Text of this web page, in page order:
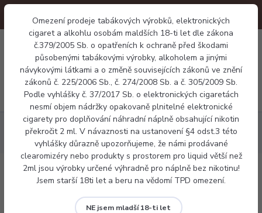
Omezení prodeje tabákových výrobků, elektronických
cigaret a alkohlu osobám maldších 18-ti let dle zákona
č.379/2005 Sb. o opatřeních k ochraně před škodami
působenými tabákovými výrobky, alkoholem a jinými
návykovými látkami a o změně souvisejících zákonů ve znění
zákonů č. 225/2006 Sb., č. 274/2008 Sb. a č. 305/2009 Sb.
Podle vyhlášky č. 37/2017 Sb. o elektronických cigaretách
nesmí objem nádržky opakovaně plnitelné elektronické
cigarety pro doplňování náhradní náplně obsahující nikotin
překročit 2 ml. V návaznosti na ustanovení §4 odst.3 této
vyhlášky důrazně upozorňujeme, že námi prodávané
clearomizéry nebo produkty s prostorem pro liquid větší než
2ml jsou výrobky určené výhradně pro náplně bez nikotinu!
Jsem starší 18ti let a beru na vědomí TPD omezení.
NE jsem mladší 18-ti let
Menu
0 Kč
Tanky a Pody Žhavící hlavy
Voopoo PnP X - žhavící hlava
Voopoo PnP X - žhavící hlava 5pack